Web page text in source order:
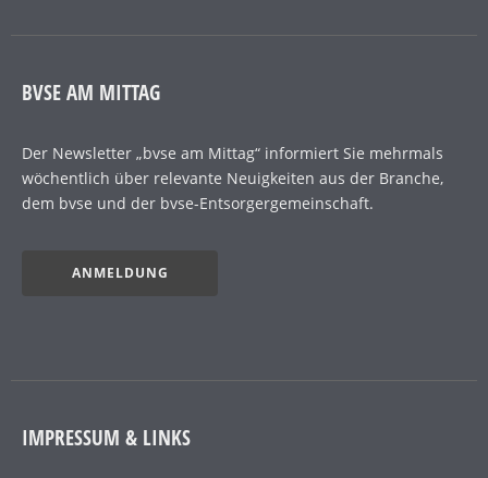
BVSE AM MITTAG
Der Newsletter „bvse am Mittag“ informiert Sie mehrmals
wöchentlich über relevante Neuigkeiten aus der Branche,
dem bvse und der bvse-Entsorgergemeinschaft.
ANMELDUNG
IMPRESSUM & LINKS